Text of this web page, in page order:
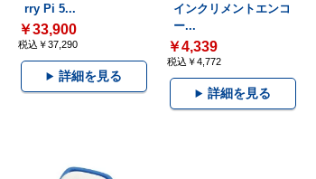
rry Pi 5...
￥33,900
税込￥37,290
詳細を見る
インクリメントエンコ
ー...
￥4,339
税込￥4,772
詳細を見る